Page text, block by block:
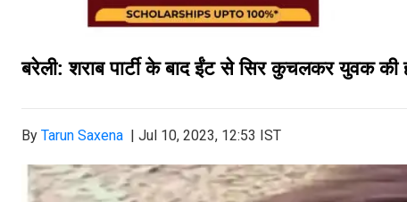
बरेली: शराब पार्टी के बाद ईंट से सिर कुचलकर युवक
By Tarun Saxena | Jul 10, 2023, 12:53 IST